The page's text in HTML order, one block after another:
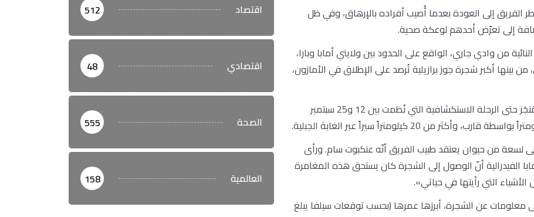
إلى العودة بعدما أُصيب أفراده بالإرهاق، وفي ظل
إلى تعرّض أحدهم لوعكة صحية.
من وادي جاري، الواقع على الحدود بين ولايتي أمابا وبارا،
بينها أكبر شجرة جوز برازيلية تُرصد على الإطلاق في الأمازون،
إلا أنّ الوصول إلى شجرة دينيزيا إكسلسا بقي غير مُنجَز حتى الرحلة الاستكشافية التي نُظمت بين 12 و25 سبتمبر
البعثة، التي ضمّت 19 شخصاً، إلى لسعة من حيوان يعتقد طبيب الفريق أنّه عنكبوت سام. ورأى
الفيدرالية أنّ الوصول إلى الشجرة كان يستحق هذه المغامرة
التي رأيتها في حياتي».
معلومات عن الشجرة، أبرزها عمرها (بحسب توقعات سيلفا يبلغ
اقتصاد 512
اقتصادي 48
الصحة 555
العالمية 158